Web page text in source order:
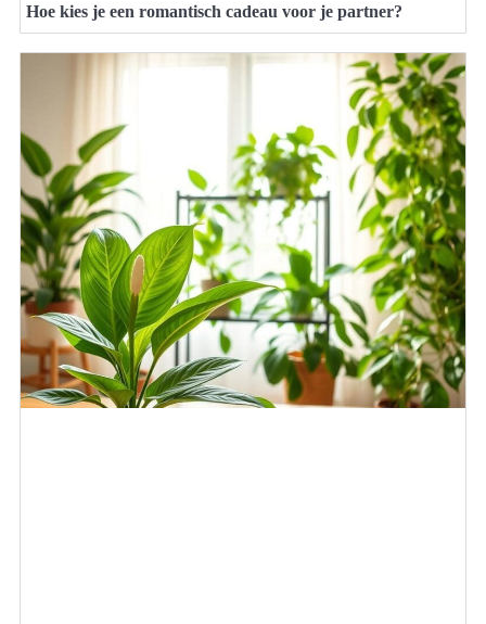
Hoe kies je een romantisch cadeau voor je partner?